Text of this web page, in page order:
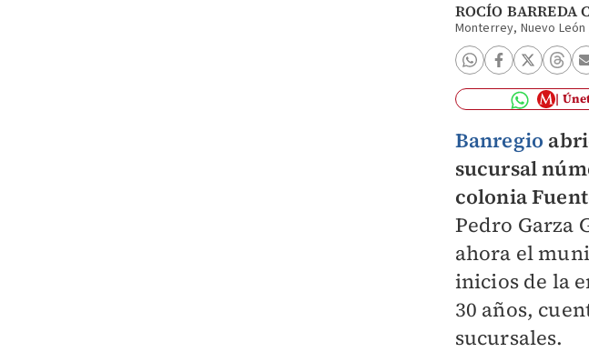
ROCÍO BARREDA
Monterrey, Nuevo León
Banregio
sucursal
colonia
Pedro Garza
ahora el
inicios de la
30 años,
sucursales.